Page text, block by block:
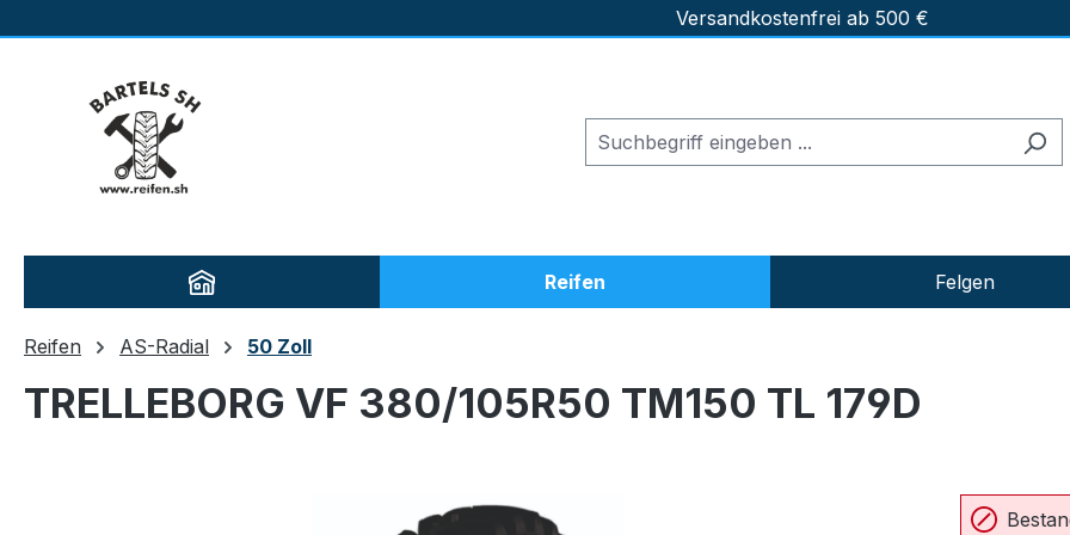
Versandkostenfrei ab 500 €
Reifen Felgen
Reifen AS-Radial 50 Zoll
TRELLEBORG VF 380/105R50 TM150 TL 179D